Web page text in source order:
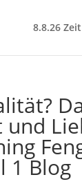
8.8.26
und
1 Blog